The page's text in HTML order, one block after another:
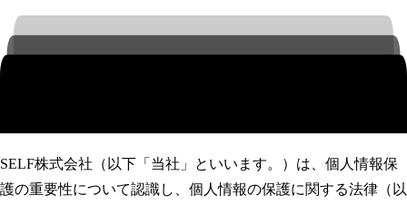
SELF株式会社（以下「当社」といいます。）は、個人情報保
護の重要性について認識し、個人情報の保護に関する法律（以